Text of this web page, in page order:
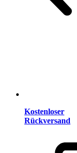
Kostenloser
Rückversand